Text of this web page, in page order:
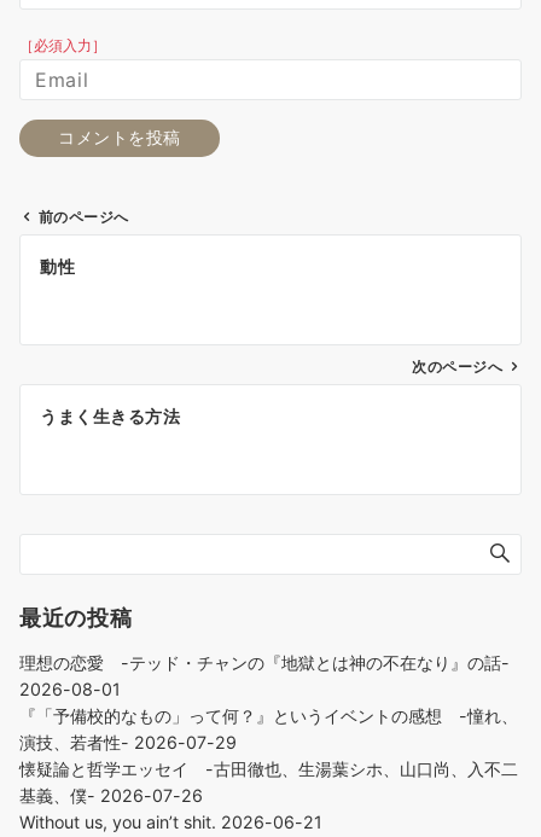
［必須入力］
ン
前のページへ
動性
次のページへ
うまく生きる方法
最近の投稿
理想の恋愛 -テッド・チャンの『地獄とは神の不在なり』の話-
2026-08-01
『「予備校的なもの」って何？』というイベントの感想 -憧れ、
演技、若者性- 2026-07-29
懐疑論と哲学エッセイ -古田徹也、生湯葉シホ、山口尚、入不二
基義、僕- 2026-07-26
Without us, you ain’t shit. 2026-06-21